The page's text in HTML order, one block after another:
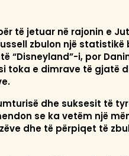
të jetuar në rajonin e
zbulon një statistikë
“Disneyland”-i, por
toka e dimrave të gjatë
dhe suksesit të
se ka vetëm një
dhe të përpiqet të